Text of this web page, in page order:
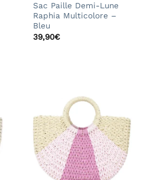
Sac Paille Demi-Lune
Raphia Multicolore –
Bleu
39,90€